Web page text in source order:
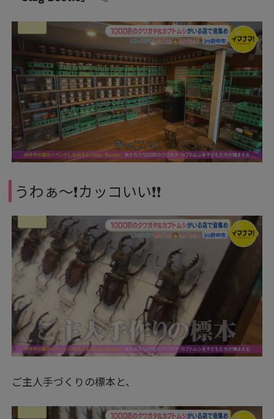
うわぁ～❗カッコいい❗❗
ご主人手づくりの標本と、